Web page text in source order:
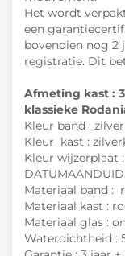
Het wordt
een
bovendien nog 2
registratie. Dit
Afmeting kast :
klassieke
Kleur band :
Kleur kast :
Kleur wijzerplaat
Materiaal band :
Materiaal kast :
Materiaal glas :
Waterdichtheid :